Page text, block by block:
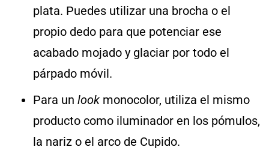
plata. Puedes utilizar una brocha o el
propio dedo para que potenciar ese
acabado mojado y glaciar por todo el
párpado móvil.
Para un look monocolor, utiliza el mismo
producto como iluminador en los pómulos,
la nariz o el arco de Cupido.